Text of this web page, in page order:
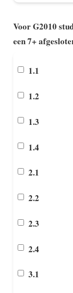
Voor G2010
een 7+
1.1
1.2
1.3
1.4
2.1
2.2
2.3
2.4
3.1